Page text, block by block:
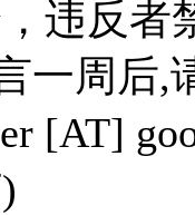
违反者
一周后,
[AT]